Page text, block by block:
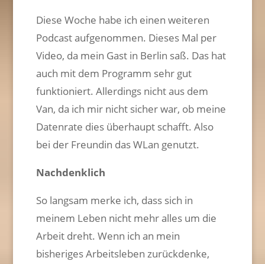
Diese Woche habe ich einen weiteren
Podcast aufgenommen. Dieses Mal per
Video, da mein Gast in Berlin saß. Das hat
auch mit dem Programm sehr gut
funktioniert. Allerdings nicht aus dem
Van, da ich mir nicht sicher war, ob meine
Datenrate dies überhaupt schafft. Also
bei der Freundin das WLan genutzt.
Nachdenklich
So langsam merke ich, dass sich in
meinem Leben nicht mehr alles um die
Arbeit dreht. Wenn ich an mein
bisheriges Arbeitsleben zurückdenke,